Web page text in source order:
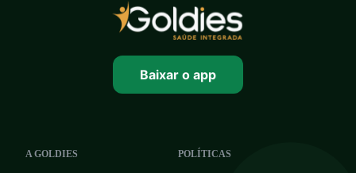
Baixar o app
A GOLDIES POLÍTICAS